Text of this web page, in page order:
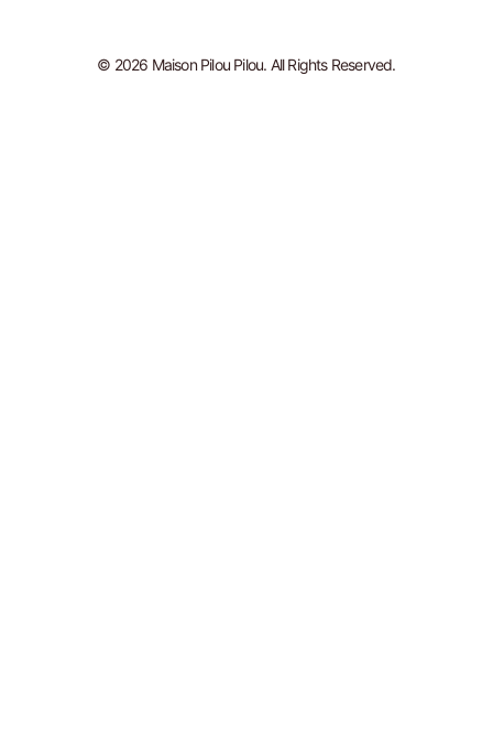
© 2026 Maison Pilou Pilou. All Rights Reserved.